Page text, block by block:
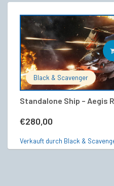
Black & Scavenger
Standalone Ship – Aegis
€280,00
Verkauft durch Black &